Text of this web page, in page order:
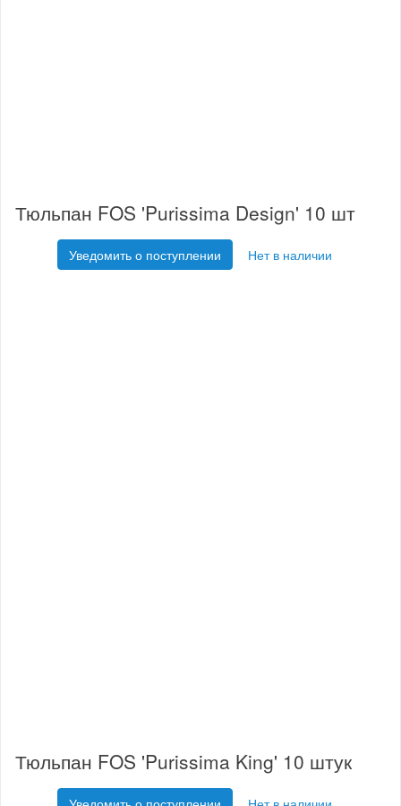
Тюльпан FOS 'Purissima Design' 10 шт
Уведомить о поступлении Нет в наличии
Тюльпан FOS 'Purissima King' 10 штук